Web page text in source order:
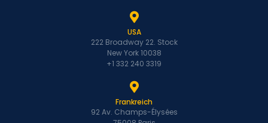
USA
222 Broadway 22. Stock
New York 10038
+1 332 240 3319
Frankreich
92 Av. Champs-Élysées